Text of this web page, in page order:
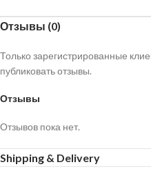
Отзывы (0)
Отзывы
Отзывов пока нет.
Только зарегистрированные
публиковать отзывы.
Shipping & Delivery